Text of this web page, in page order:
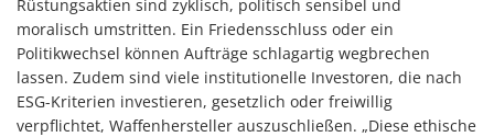
Rüstungsaktien sind zyklisch, politisch sensibel und
moralisch umstritten. Ein Friedensschluss oder ein
Politikwechsel können Aufträge schlagartig wegbrechen
lassen. Zudem sind viele institutionelle Investoren, die nach
ESG-Kriterien investieren, gesetzlich oder freiwillig
verpflichtet, Waffenhersteller auszuschließen. „Diese ethische